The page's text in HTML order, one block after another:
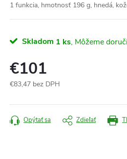
1 funkcia, hmotnosť 196 g, hnedá,
Skladom 1 ks
€101
€83,47 bez DPH
cena:
Opýtať sa Zdieľať